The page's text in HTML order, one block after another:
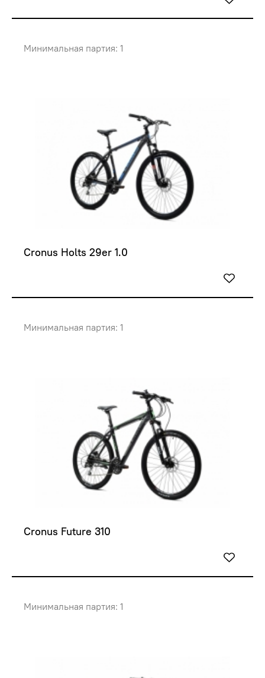
Минимальная партия: 1
Cronus Holts 29er 1.0
Минимальная партия: 1
Cronus Future 310
Минимальная партия: 1